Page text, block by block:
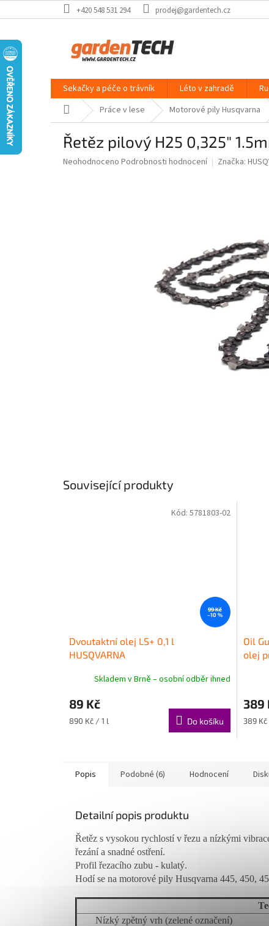
na
+420 548 531 294 prodej@gardentech.cz
Sekačky a péče o trávník Léto v zahradě
Domů Práce v lese Motorové pily Husqvarna
Řetěz pilový H25 0,325"
Průměrné
Neohodnoceno Podrobnosti hodnocení Značka:
Související produkty
99 Kč
–10 %
Dvoutaktní olej LS+ 0,1 l
HUSQVARNA
Skladem v Brně – osobní odběr ihned
89 Kč
Měrná
890 Kč / 1 l Do košíku
Kód: 5781803-02
Oil
olej
389
Měrná
389
Popis Podobné (6) Hodnocení
Detailní popis produktu
Řetěz s vysokou rychlostí v řezu a nízkými
řezání a snadné ostření.
Profil řezacího zubu - kulatý.
Hodí se na motorové pily Husqvarna 445, 450,
Nízký zpětný vrh (zelené označení)